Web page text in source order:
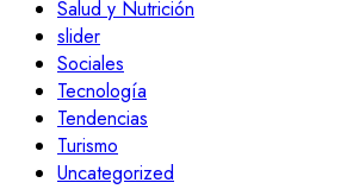
Salud y Nutrición
slider
Sociales
Tecnología
Tendencias
Turismo
Uncategorized